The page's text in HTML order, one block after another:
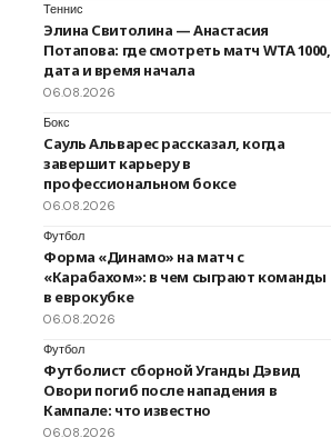
Теннис
Элина Свитолина — Анастасия
Потапова: где смотреть матч WTA 1000,
дата и время начала
06.08.2026
Бокс
Сауль Альварес рассказал, когда
завершит карьеру в
профессиональном боксе
06.08.2026
Футбол
Форма «Динамо» на матч с
«Карабахом»: в чем сыграют команды
в еврокубке
06.08.2026
Футбол
Футболист сборной Уганды Дэвид
Овори погиб после нападения в
Кампале: что известно
06.08.2026